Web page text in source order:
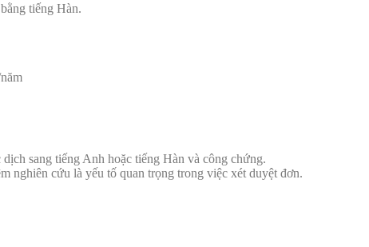
tiếng Hàn.
sang tiếng Anh hoặc tiếng Hàn và công chứng.
nghiên cứu là yếu tố quan trọng trong việc xét duyệt đơn.